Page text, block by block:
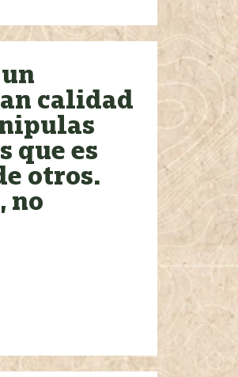
calidad
que es
otros.
no